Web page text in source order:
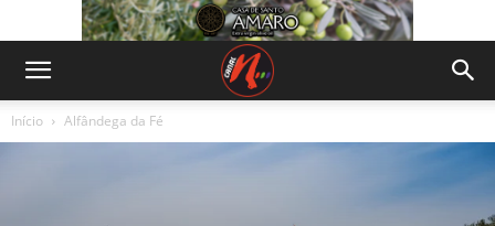
Início Alfândega da Fé